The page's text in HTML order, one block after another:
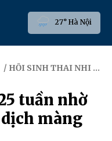
27° Hà Nội
/ HỒI SINH THAI NHI 25 TUẦN NHỜ ĐẶT SHUNT DẪN LƯU DỊCH MÀNG PHỔI
tuần nhờ
màng